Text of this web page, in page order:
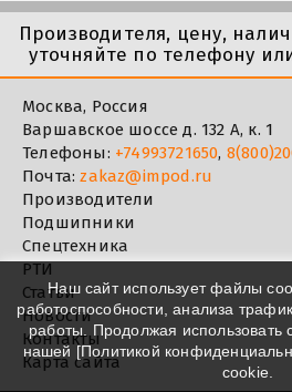
Производителя, цену,
уточняйте по телефону
Москва, Россия
Варшавское шоссе д. 132 А, к. 1
Телефоны: +74993721650,
Почта:zakaz@impod.ru
Производители
Подшипники
Спецтехника
РТИ
Статьи
Новости
Контакты
Карта сайта
Наш сайт использует файлы
работоспособности, анализа
работы. Продолжая использовать
нашей [Политикой
cookie.